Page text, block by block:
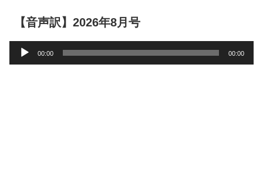
【音声訳】2026年8月号
声
00:00 00:00